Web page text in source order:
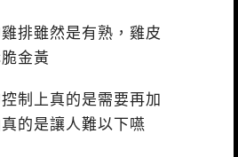
排雖然是有熟，雞皮
金黃
制上真的是需要再加
的是讓人難以下嚥